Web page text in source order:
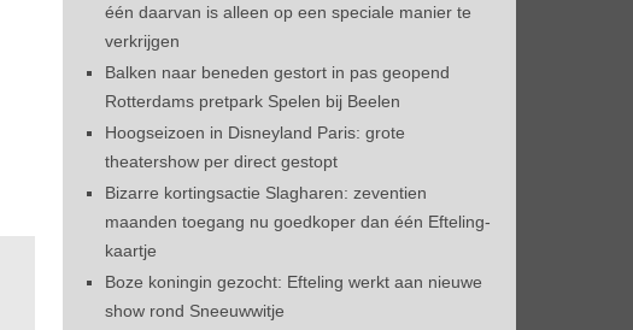
één daarvan is alleen op een speciale manier te
verkrijgen
Balken naar beneden gestort in pas geopend
Rotterdams pretpark Spelen bij Beelen
Hoogseizoen in Disneyland Paris: grote
theatershow per direct gestopt
Bizarre kortingsactie Slagharen: zeventien
maanden toegang nu goedkoper dan één Efteling-
kaartje
Boze koningin gezocht: Efteling werkt aan nieuwe
show rond Sneeuwwitje